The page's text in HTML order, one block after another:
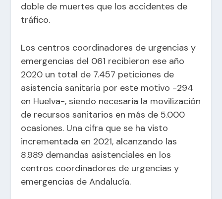
doble de muertes que los accidentes de
tráfico.
Los centros coordinadores de urgencias y
emergencias del 061 recibieron ese año
2020 un total de 7.457 peticiones de
asistencia sanitaria por este motivo -294
en Huelva-, siendo necesaria la movilización
de recursos sanitarios en más de 5.000
ocasiones. Una cifra que se ha visto
incrementada en 2021, alcanzando las
8.989 demandas asistenciales en los
centros coordinadores de urgencias y
emergencias de Andalucía.